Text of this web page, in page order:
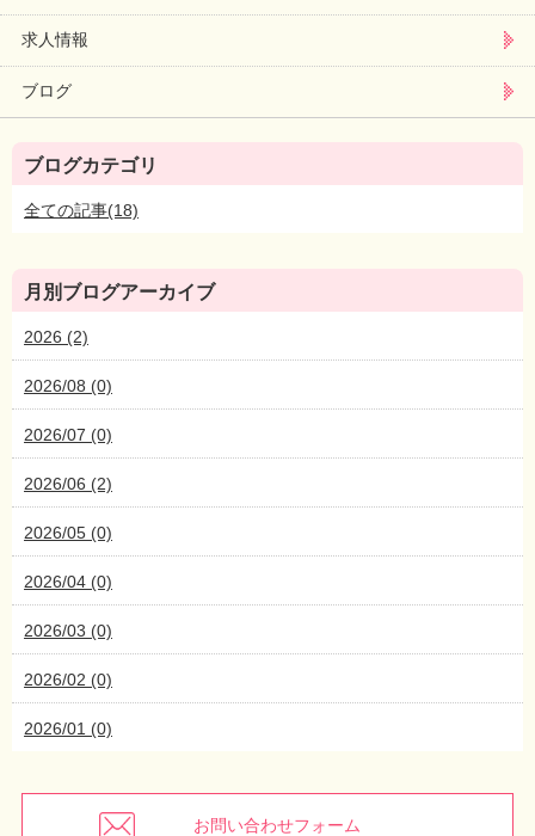
求人情報
ブログ
ブログカテゴリ
全ての記事(18)
月別ブログアーカイブ
2026 (2)
2026/08 (0)
2026/07 (0)
2026/06 (2)
2026/05 (0)
2026/04 (0)
2026/03 (0)
2026/02 (0)
2026/01 (0)
お問い合わせフォーム